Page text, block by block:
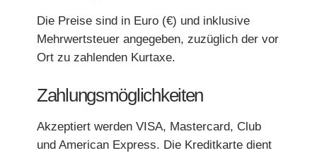
Die Preise sind in Euro (€) und inklusive
Mehrwertsteuer angegeben, zuzüglich der vor
Ort zu zahlenden Kurtaxe.
Zahlungsmöglichkeiten
Akzeptiert werden VISA, Mastercard, Club
und American Express. Die Kreditkarte dient